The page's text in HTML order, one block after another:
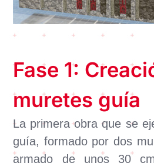
Fase 1:
muretes guía
La primera obra que se
guía, formado por dos
armado de unos 30